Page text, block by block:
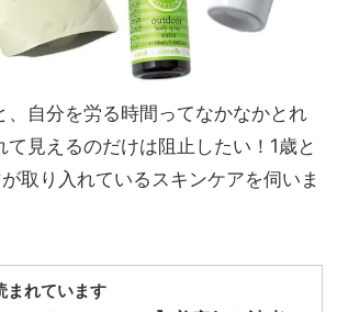
、自分を労る時間ってなかなかとれ
て見えるのだけは阻止したい！1歳と
取り入れているスキンケアを伺いま
まれています